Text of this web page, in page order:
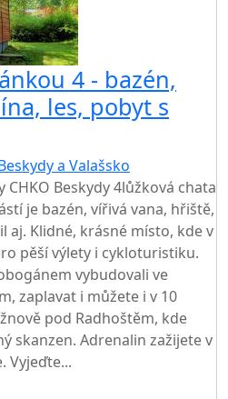
4 - bazén,
les, pobyt s
a Valašsko
Beskydy 4lůžková chata
je bazén, vířivá vana, hřiště,
aj. Klidné, krásné místo, kde v
pěší výlety i cykloturistiku.
vybudovali ve
zaplavat i můžete i v 10
pod Radhoštěm, kde
skanzen. Adrenalin zažijete v
Vyjeďte...